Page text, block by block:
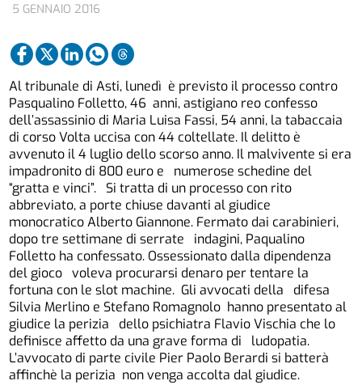
5 GENNAIO 2016
Al tribunale di Asti, lunedì è previsto il processo contro
Pasqualino Folletto, 46 anni, astigiano reo confesso
dell’assassinio di Maria Luisa Fassi, 54 anni, la tabaccaia
di corso Volta uccisa con 44 coltellate. Il delitto è
avvenuto il 4 luglio dello scorso anno. Il malvivente si era
impadronito di 800 euro e numerose schedine del
“gratta e vinci”. Si tratta di un processo con rito
abbreviato, a porte chiuse davanti al giudice
monocratico Alberto Giannone. Fermato dai carabinieri,
dopo tre settimane di serrate indagini, Paqualino
Folletto ha confessato. Ossessionato dalla dipendenza
del gioco voleva procurarsi denaro per tentare la
fortuna con le slot machine. Gli avvocati della difesa
Silvia Merlino e Stefano Romagnolo hanno presentato al
giudice la perizia dello psichiatra Flavio Vischia che lo
definisce affetto da una grave forma di ludopatia.
L’avvocato di parte civile Pier Paolo Berardi si batterà
affinchè la perizia non venga accolta dal giudice.